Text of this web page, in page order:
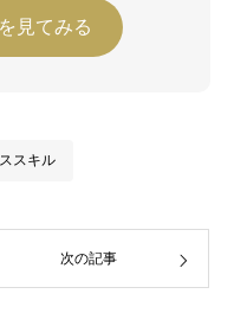
見てみる
スキル
次の記事